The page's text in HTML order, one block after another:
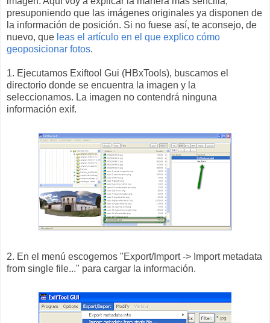
presuponiendo que las imágenes originales ya disponen de
la información de posición. Si no fuese así, te aconsejo, de
nuevo, que leas el artículo en el que explico cómo
geoposicionar fotos.
1. Ejecutamos Exiftool Gui (HBxTools), buscamos el
directorio donde se encuentra la imagen y la
seleccionamos. La imagen no contendrá ninguna
información exif.
2. En el menú escogemos "Export/Import -> Import metadata
from single file..." para cargar la información.